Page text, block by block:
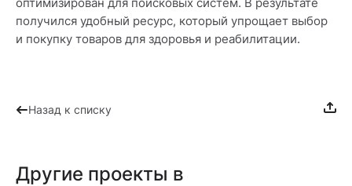
получился удобный ресурс, который упрощает выбор
и покупку товаров для здоровья и реабилитации.
Назад к списку
Другие проекты в